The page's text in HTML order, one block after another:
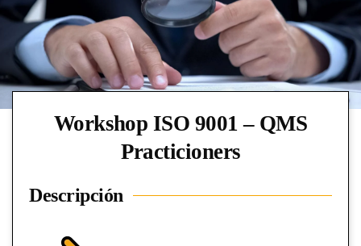
Workshop ISO 9001 – QMS
Practicioners
Descripción